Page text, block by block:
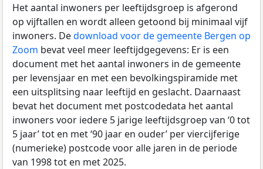
Het aantal inwoners per leeftijdsgroep is afgerond
op vijftallen en wordt alleen getoond bij minimaal vijf
inwoners. Dedownload voor de gemeente Bergen op
Zoom bevat veel meer leeftijdgegevens: Er is een
document met het aantal inwoners in de gemeente
per levensjaar en met een bevolkingspiramide met
een uitsplitsing naar leeftijd en geslacht. Daarnaast
bevat het document met postcodedata het aantal
inwoners voor iedere 5 jarige leeftijdsgroep van ‘0 tot
5 jaar’ tot en met ‘90 jaar en ouder’ per viercijferige
(numerieke) postcode voor alle jaren in de periode
van 1998 tot en met 2025.